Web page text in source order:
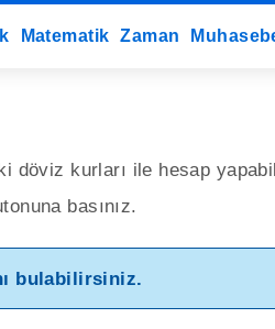
döviz kurları ile hesap
basınız.
bulabilirsiniz.
Matematik Zaman